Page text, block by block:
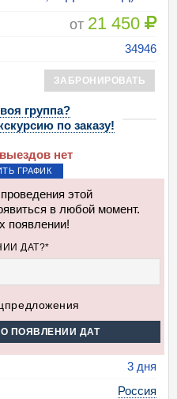
от 21 450
34946
ЗАБРОНИРОВАТЬ
группа?
по заказу!
нет
ГРАФИК
этой
в любой момент.
появлении!
ДАТ?*
ПОЯВЛЕНИИ ДАТ
3 дня
Россия